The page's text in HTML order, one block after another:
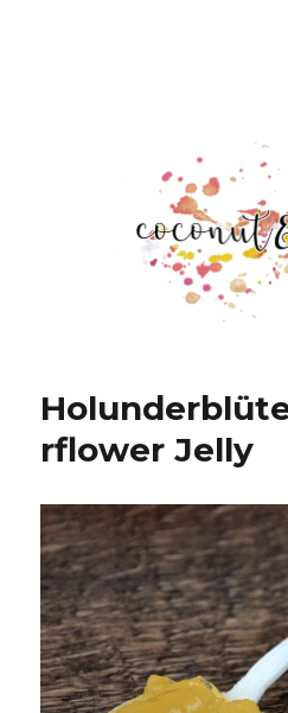
rflower Jelly